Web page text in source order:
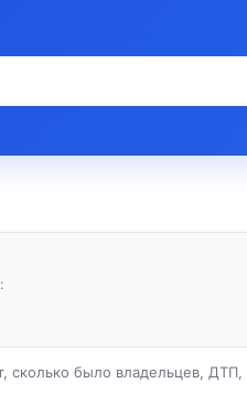
было владельцев,